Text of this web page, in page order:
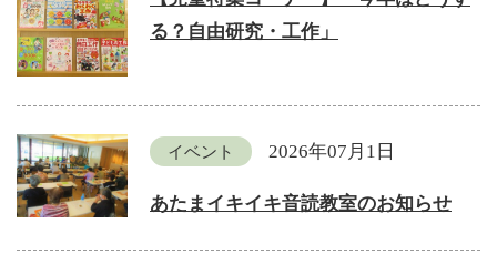
る？自由研究・工作」
イベント 2026年07月1日
あたまイキイキ音読教室のお知らせ